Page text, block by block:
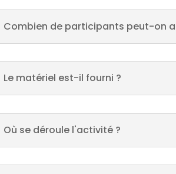
Combien de participants peut-on
Le matériel est-il fourni ?
Où se déroule l'activité ?